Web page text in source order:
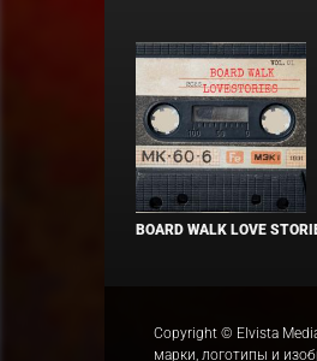
BOARD WALK LOVE
Copyright © Elvista
марки, логотипы и